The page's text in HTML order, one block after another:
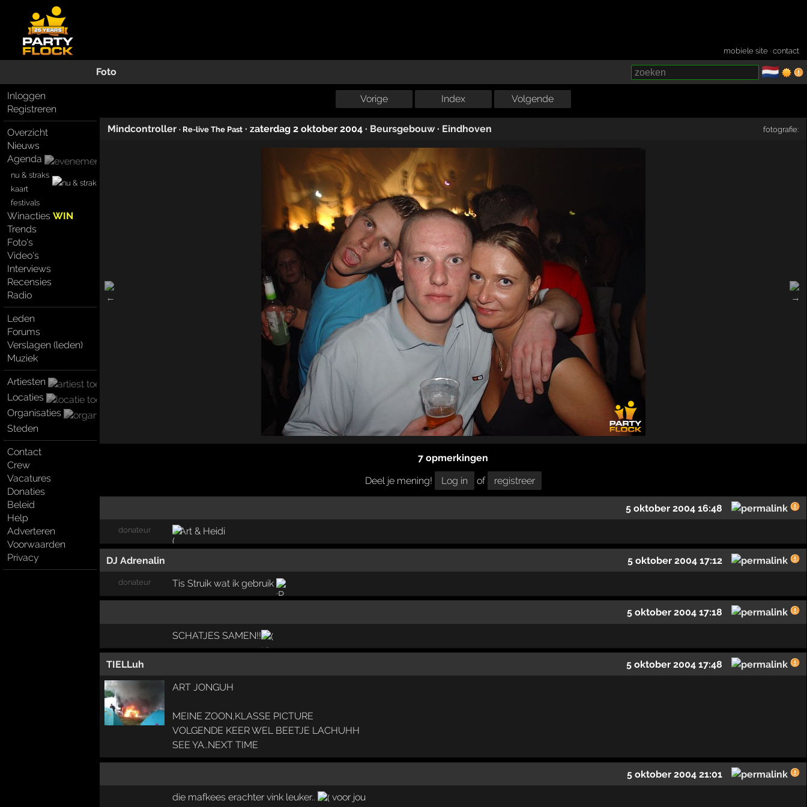
mobiele site ·contact
Foto 🇳🇱
Inloggen
Registreren
Overzicht
Nieuws
Agenda
nu & straks
kaart
festivals
WinactiesWIN
Trends
Foto's
Video's
Interviews
Recensies
Radio
Leden
Forums
Verslagen (leden)
Muziek
Artiesten
Locaties
Organisaties
Steden
Contact
Crew
Vacatures
Donaties
Beleid
Help
Adverteren
Voorwaarden
Privacy
Vorige Index Volgende
Mindcontroller · Re-live The Past · zaterdag 2 oktober 2004 · Beursgebouw · Eindhoven fotografie:
7 opmerkingen
Deel je mening!
Log in of registreer
5 oktober 2004 16:48
donateur Art & Heidi
DJ Adrenalin 5 oktober 2004 17:12
donateur Tis Struik wat ik gebruik
5 oktober 2004 17:18
SCHATJES SAMEN!!
TIELLuh 5 oktober 2004 17:48
ART JONGUH
MEINE ZOON,KLASSE PICTURE
VOLGENDE KEER WEL BEETJE LACHUHH
SEE YA..NEXT TIME
5 oktober 2004 21:01
die mafkees erachter vink leuker.. voor jou